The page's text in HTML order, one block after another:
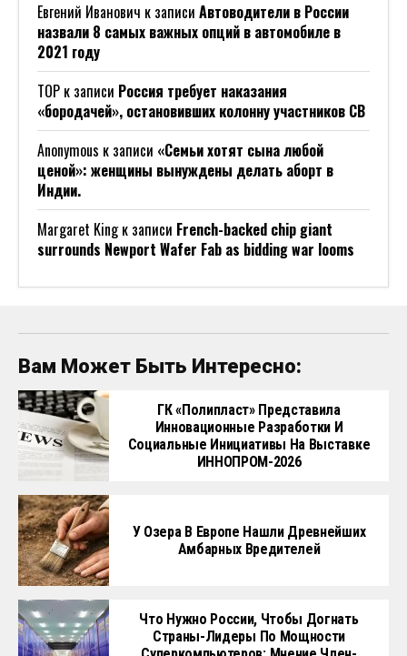
Евгений Иванович к записи Автоводители в России
назвали 8 самых важных опций в автомобиле в
2021 году
ТОР к записи Россия требует наказания
«бородачей», остановивших колонну участников СВ
Anonymous к записи «Семьи хотят сына любой
ценой»: женщины вынуждены делать аборт в
Индии.
Margaret Kingк записи French-backed chip giant
surrounds Newport Wafer Fab as bidding war looms
Вам Может Быть Интересно:
ГК «Полипласт» Представила
Инновационные Разработки И
Социальные Инициативы На Выставке
ИННОПРОМ-2026
У Озера В Европе Нашли Древнейших
Амбарных Вредителей
Что Нужно России, Чтобы Догнать
Страны-Лидеры По Мощности